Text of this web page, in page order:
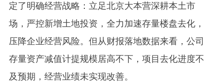
定了明确经营战略：立足北京大本营深耕本土市
场，严控新增土地投资，全力加速存量楼盘去化，
压降企业经营风险。但从财报落地数据来看，公司
存量资产减值计提规模居高不下，项目去化进度不
及预期，经营业绩未实现改善。